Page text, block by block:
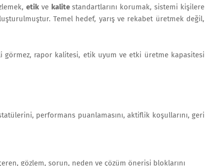
etikve kalitestandartlarını korumak, sistemi kişilere
Temel hedef, yarış ve rekabet üretmek değil,
görmez, rapor kalitesi, etik uyum ve etki üretme kapasitesi
performans puanlamasını, aktiflik koşullarını, geri
gözlem, sorun, neden ve çözüm önerisi bloklarını